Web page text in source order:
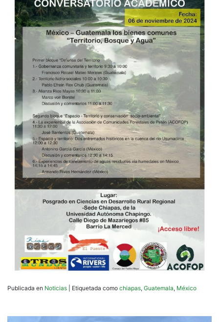
Publicada en Noticias Etiquetada como chiapas, Guatemala, México